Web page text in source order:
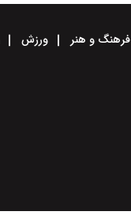
فرهنگ و هنر ورزش